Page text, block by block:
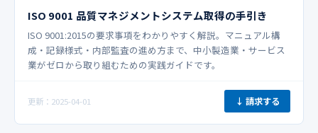
ISO 9001 品質マネジメントシステム取得の手引き
ISO 9001:2015の要求事項をわかりやすく解説。マニュアル構
成・記録様式・内部監査の進め方まで、中小製造業・サービス
業がゼロから取り組むための実践ガイドです。
更新：2025-04-01 ↓ 請求する